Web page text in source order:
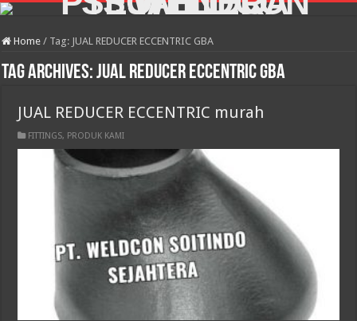
Home / Tag: JUAL REDUCER ECCENTRIC GBA
Tag Archives:JUAL REDUCER ECCENTRIC GBA
JUAL REDUCER ECCENTRIC murah
FITTINGS, PRODUK KAMI